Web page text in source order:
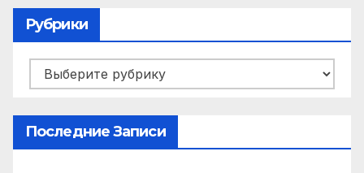
Рубрики
Рубрики
Последние Записи